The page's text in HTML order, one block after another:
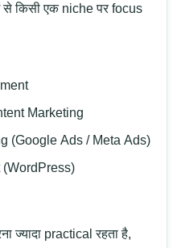
किसी एक niche पर focus
Marketing
(Google Ads / Meta Ads)
practical रहता है,